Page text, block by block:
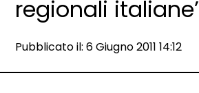
regionali italiane’
Data e ora:
Pubblicato il: 6 Giugno 2011 14:12